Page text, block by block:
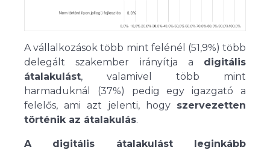
A vállalkozások több mint felénél (51,9%) több
delegált szakember irányítja a digitális
átalakulást, valamivel több mint
harmaduknál (37%) pedig egy igazgató a
felelős, ami azt jelenti, hogy szervezetten
történik az átalakulás.
A digitális átalakulást leginkább